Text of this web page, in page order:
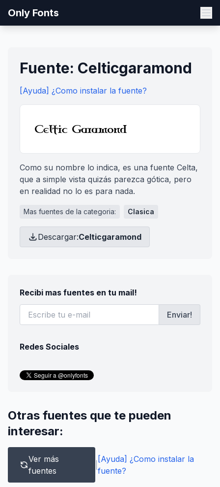
Only Fonts
Fuente: Celticgaramond
[Ayuda] ¿Como instalar la fuente?
Como su nombre lo indica, es una fuente Celta,
que a simple vista quizás parezca gótica, pero
en realidad no lo es para nada.
Mas fuentes de la categoria: Clasica
Descargar:Celticgaramond
Recibi mas fuentes en tu mail!
Enviar!
Redes Sociales
Otras fuentes que te pueden
interesar:
Ver más
fuentes
[Ayuda] ¿Como instalar la
fuente?